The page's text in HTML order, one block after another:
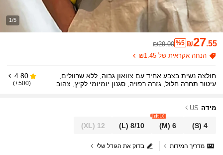
1/5
₪27.55
%5
₪29.00
הנחה אקראית של ₪1.45
חולצה נשית בצבע אחיד עם צוואון גבוה, ללא שרוולים,
עיטור תחרה חלול, גזרה רפויה, סגנון יומיומי לקיץ, צהוב
4.80
(500+)
מידה US
4
(S)
6
(M)
10 left
8/10
(L)
12
(XL)
בדוק את הגודל שלי
מדריך המידות